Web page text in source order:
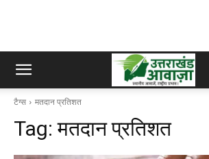
टैग्स मतदान प्रतिशत
Tag:मतदान प्रतिशत